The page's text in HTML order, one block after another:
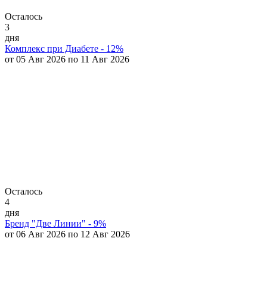
Осталось
3
дня
Комплекс при Диабете - 12%
от 05 Авг 2026 по 11 Авг 2026
Осталось
4
дня
Бренд "Две Линии" - 9%
от 06 Авг 2026 по 12 Авг 2026